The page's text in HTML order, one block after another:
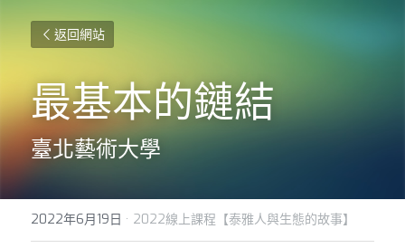
返回網站
最基本的鏈結
臺北藝術大學
2022年6月19日 · 2022線上課程【泰雅人與生態的故事】